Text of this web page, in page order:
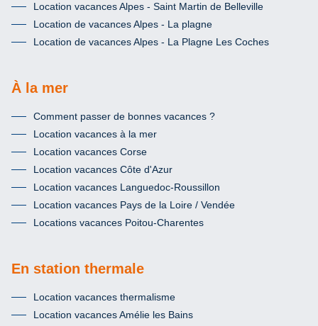
Location vacances Alpes - Saint Martin de Belleville
Location de vacances Alpes - La plagne
Location de vacances Alpes - La Plagne Les Coches
À la mer
Comment passer de bonnes vacances ?
Location vacances à la mer
Location vacances Corse
Location vacances Côte d'Azur
Location vacances Languedoc-Roussillon
Location vacances Pays de la Loire / Vendée
Locations vacances Poitou-Charentes
En station thermale
Location vacances thermalisme
Location vacances Amélie les Bains